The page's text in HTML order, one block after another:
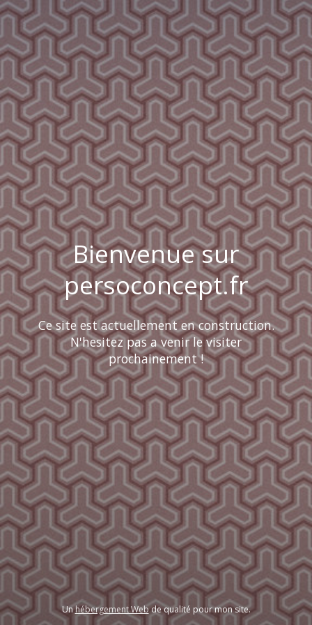
Bienvenue sur
persoconcept.fr
Ce site est actuellement en construction.
N'hesitez pas a venir le visiter
prochainement !
Unhébergement Webde qualité pour mon site.